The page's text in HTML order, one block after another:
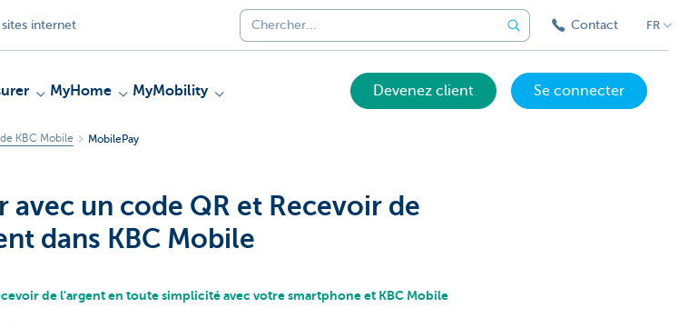
sites internet Contact FR
MyHome MyMobility Devenez client Se connecter
KBC Mobile MobilePay
avec un code QR et Recevoir de
dans KBC Mobile
de l'argent en toute simplicité avec votre smartphone et KBC Mobile